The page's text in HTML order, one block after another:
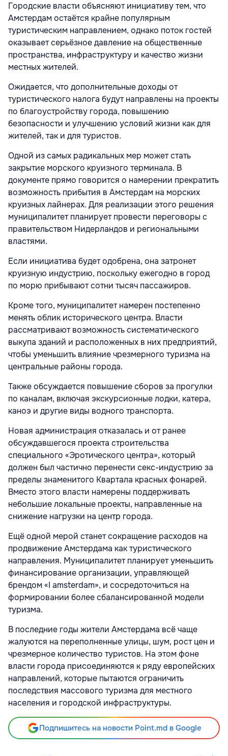
Городские власти объясняют инициативу тем, что
Амстердам остаётся крайне популярным
туристическим направлением, однако поток гостей
оказывает серьёзное давление на общественные
пространства, инфраструктуру и качество жизни
местных жителей.
Ожидается, что дополнительные доходы от
туристического налога будут направлены на проекты
по благоустройству города, повышению
безопасности и улучшению условий жизни как для
жителей, так и для туристов.
Одной из самых радикальных мер может стать
закрытие морского круизного терминала. В
документе прямо говорится о намерении прекратить
возможность прибытия в Амстердам на морских
круизных лайнерах. Для реализации этого решения
муниципалитет планирует провести переговоры с
правительством Нидерландов и региональными
властями.
Если инициатива будет одобрена, она затронет
круизную индустрию, поскольку ежегодно в город
по морю прибывают сотни тысяч пассажиров.
Кроме того, муниципалитет намерен постепенно
менять облик исторического центра. Власти
рассматривают возможность систематического
выкупа зданий и расположенных в них предприятий,
чтобы уменьшить влияние чрезмерного туризма на
центральные районы города.
Также обсуждается повышение сборов за прогулки
по каналам, включая экскурсионные лодки, катера,
каноэ и другие виды водного транспорта.
Новая администрация отказалась и от ранее
обсуждавшегося проекта строительства
специального «Эротического центра», который
должен был частично перенести секс-индустрию за
пределы знаменитого Квартала красных фонарей.
Вместо этого власти намерены поддерживать
небольшие локальные проекты, направленные на
снижение нагрузки на центр города.
Ещё одной мерой станет сокращение расходов на
продвижение Амстердама как туристического
направления. Муниципалитет планирует уменьшить
финансирование организации, управляющей
брендом «I amsterdam», и сосредоточиться на
формировании более сбалансированной модели
туризма.
В последние годы жители Амстердама всё чаще
жалуются на переполненные улицы, шум, рост цен и
чрезмерное количество туристов. На этом фоне
власти города присоединяются к ряду европейских
направлений, которые пытаются ограничить
последствия массового туризма для местного
населения и городской инфраструктуры.
Подпишитесь на новости Point.md в Google